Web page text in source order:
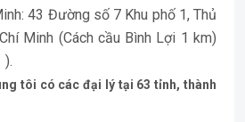
43 Đường số 7 Khu phố 1, Thủ
Minh (Cách cầu Bình Lợi 1 km)
).
tôi có các đại lý tại 63 tỉnh, thành